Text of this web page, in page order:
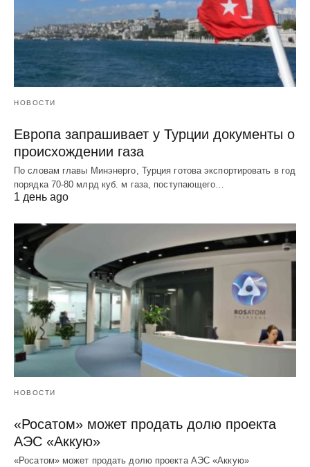
НОВОСТИ
Европа запрашивает у Турции документы о
происхождении газа
По словам главы Минэнерго, Турция готова экспортировать в год
порядка 70-80 млрд куб. м газа, поступающего…
1 день ago
НОВОСТИ
«Росатом» может продать долю проекта
АЭС «Аккую»
«Росатом» может продать долю проекта АЭС «Аккую»